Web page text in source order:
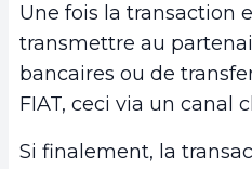
Une fois la transaction
transmettre au
bancaires ou de
FIAT, ceci via un canal
Si finalement, la